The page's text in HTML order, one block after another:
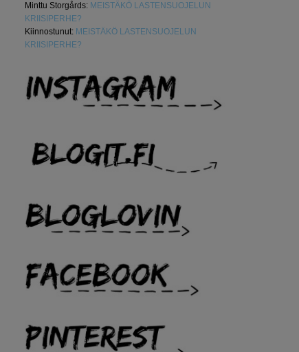
Minttu Storgårds: MEISTÄKÖ LASTENSUOJELUN
KRIISIPERHE?
Kiinnostunut: MEISTÄKÖ LASTENSUOJELUN
KRIISIPERHE?